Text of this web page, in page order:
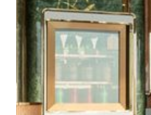
えて作られています。リゾートの中
静かで落ち着いた時間を過ごせる特
詳しく見る
Emerald Villa
詳しく見る
MGM COTAI
Emerald Tower